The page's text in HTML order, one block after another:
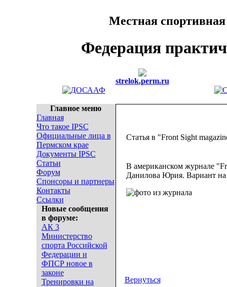
Местная
Федерация
strelok.perm.ru
Главное меню
Главная
Что такое IPSC
Официальные лица в
Пермском крае
Документы IPSC
Статьи
Форум
Спонсоры и партнеры
Контакты
Ссылки
Новые сообщения
в форуме:
АК 3
Министерство
спорта Российской
Федерации и
ФПСР новое в
законе
Тренировки на
Статья в "Front Sight
В американском журнале
Данилова Юрия. Вариант на
Вернуться